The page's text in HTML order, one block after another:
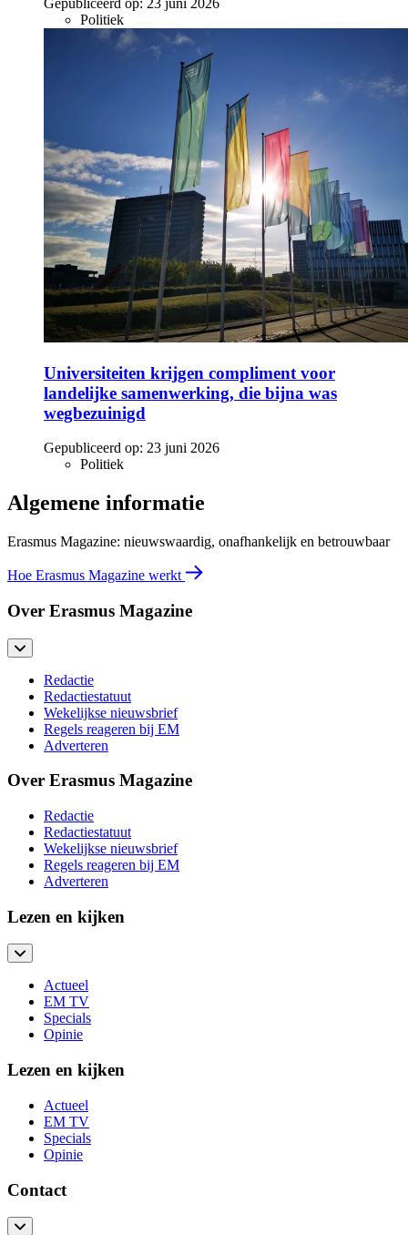
Politiek
Universiteiten krijgen compliment voor
landelijke samenwerking, die bijna was
wegbezuinigd
Gepubliceerd op: 23 juni 2026
Politiek
Algemene informatie
Erasmus Magazine: nieuwswaardig, onafhankelijk en betrouwbaar
Hoe Erasmus Magazine werkt
Over Erasmus Magazine
Redactie
Redactiestatuut
Wekelijkse nieuwsbrief
Regels reageren bij EM
Adverteren
Over Erasmus Magazine
Redactie
Redactiestatuut
Wekelijkse nieuwsbrief
Regels reageren bij EM
Adverteren
Lezen en kijken
Actueel
EM TV
Specials
Opinie
Lezen en kijken
Actueel
EM TV
Specials
Opinie
Contact